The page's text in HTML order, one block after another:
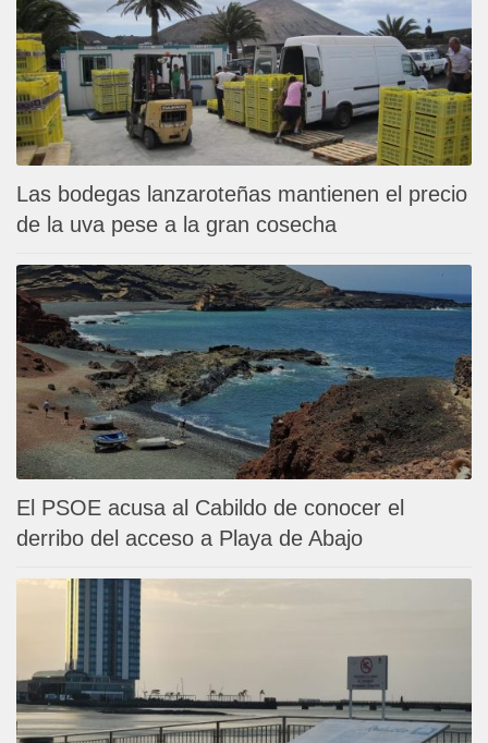
Las bodegas lanzaroteñas mantienen el precio
de la uva pese a la gran cosecha
El PSOE acusa al Cabildo de conocer el
derribo del acceso a Playa de Abajo